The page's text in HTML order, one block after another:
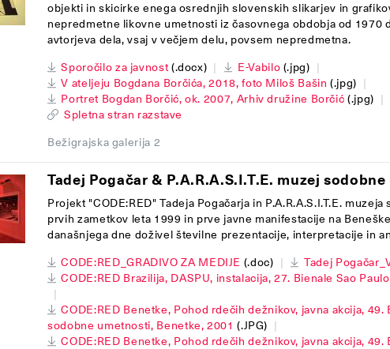
objekti in skicirke enega osrednjih slovenskih slikarjev in
nepredmetne likovne umetnosti iz časovnega obdobja od 1970
avtorjeva dela, vsaj v večjem delu, povsem nepredmetna.
Sporočilo za javnost(.docx) | E-Vabilo (.jpg) |
V ateljeju Bogdana Borčića, 2018, foto Miloš Bašin (.jpg) |
Portret Bogdan Borčić, ok. 2007, Arhiv družine Borčić (.jpg) |
Spletna stran razstave
Bežigrajska galerija 2
Tadej Pogačar & P.A.R.A.S.I.T.E. muzej
Projekt "CODE:RED" Tadeja Pogačarja in P.A.R.A.S.I.T.E.
prvih zametkov leta 1999 in prve javne manifestacije na
današnjega dne doživel številne prezentacije, interpretacije in
CODE:RED_GRADIVO ZA MEDIJE (.doc) | Tadej
CODE:RED Brazilija, DASPU, instalacija, 27. Bienale Sao
|
CODE:RED Benetke, Pohod rdečih dežnikov, javna akcija, 49.
sodobne umetnosti, Benetke, 2001 (.JPG) |
CODE:RED Benetke, Pohod rdečih dežnikov, javna akcija, 49.